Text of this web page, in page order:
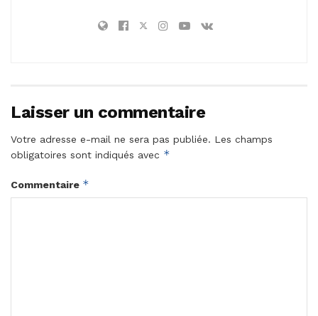
Laisser un commentaire
Votre adresse e-mail ne sera pas publiée. Les champs
obligatoires sont indiqués avec *
Commentaire *